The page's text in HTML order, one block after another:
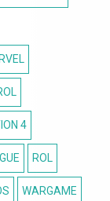
4
ROL
WARGAME